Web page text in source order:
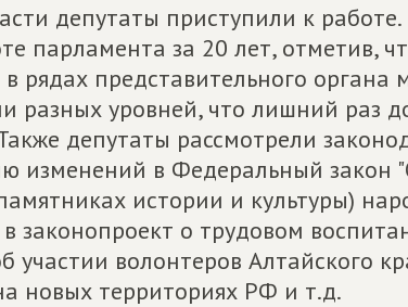
депутаты приступили к
парламента за 20 лет, отметив,
рядах представительного органа
разных уровней, что лишний раз
депутаты рассмотрели
изменений в Федеральный закон
истории и культуры)
законопроект о трудовом
участии волонтеров Алтайского
новых территориях РФ и т.д.